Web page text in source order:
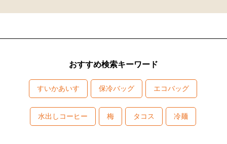
おすすめ検索キーワード
すいかあいす 保冷バッグ エコバッグ
水出しコーヒー 梅 タコス 冷麺